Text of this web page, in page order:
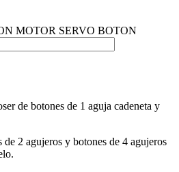
MOTOR SERVO BOTON
de botones de 1 aguja cadeneta y
de 2 agujeros y botones de 4 agujeros